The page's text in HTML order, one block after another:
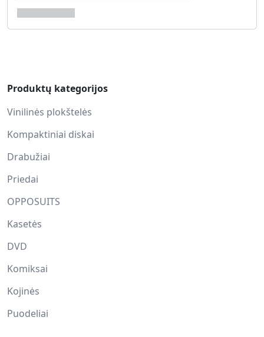
Produktų kategorijos
Vinilinės plokštelės
Kompaktiniai diskai
Drabužiai
Priedai
OPPOSUITS
Kasetės
DVD
Komiksai
Kojinės
Puodeliai